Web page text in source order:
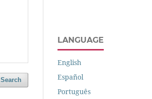
Search
LANGUAGE
English
Español
Português